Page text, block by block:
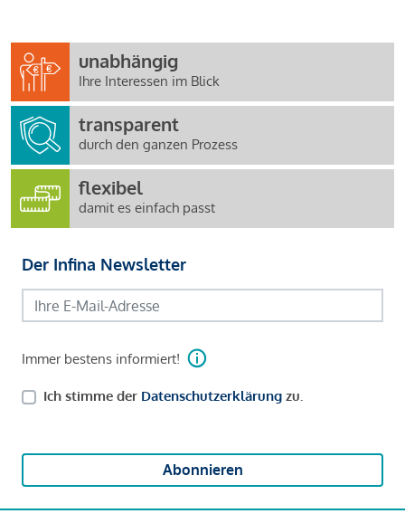
unabhängig
Ihre Interessen im Blick
transparent
durch den ganzen Prozess
flexibel
damit es einfach passt
Der Infina Newsletter
Immer bestens informiert!
Ich stimme der Datenschutzerklärung zu.
Abonnieren